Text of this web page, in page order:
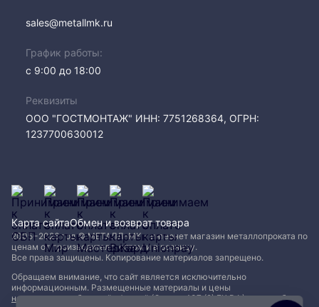
sales@metallmk.ru
График работы:
с 9:00 до 18:00
Реквизиты
ООО "ГОСТМОНТАЖ" ИНН: 7751268364, ОГРН:
1237700630012
2005−2026 год © МЕТАЛЛ-МК - интернет магазин металлопроката по
ценам от производителя, оптом и в розницу.
Все права защищены. Копирование материалов запрещено.
Обращаем внимание, что сайт является исключительно
информационным. Размещенные материалы и цены
не являются публичной офертой (Статья 437 (2) ГК РФ)и могут быть
Карта сайтаОбмен и возврат товара